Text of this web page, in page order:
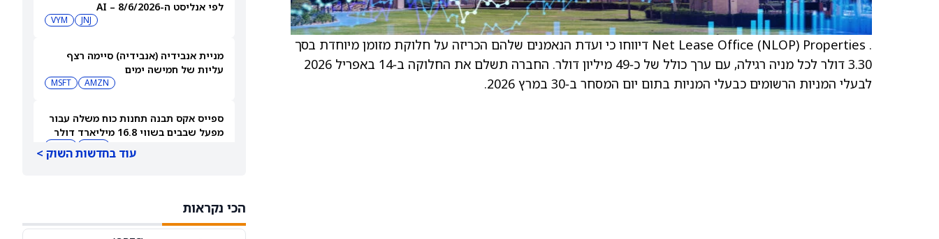
לפי אנליסט ה-AI – 8/6/2026
JNJ
VYM
מניית אנבידיה (אנבידיה) סיימה רצף
עליות של חמישה ימים
AMZN
MSFT
ספייס אקס תבנה תחנות כוח משלה עבור
מפעל שבבים בשווי 16.8 מיליארד דולר
מהלך ה-AI inference שלה
עוד בחדשות השוק >
הכי נקראות
. Net Lease Office (NLOP) Properties דיווחו כי ועדת הנאמנים שלהם הכריזה על חלוקת מזומן מיוחדת בסך
3.30 דולר לכל מניה רגילה, עם ערך כולל של כ‑49 מיליון דולר. החברה תשלם את החלוקה ב‑14 באפריל 2026
לבעלי המניות הרשומים כבעלי המניות בתום יום המסחר ב‑30 במרץ 2026.